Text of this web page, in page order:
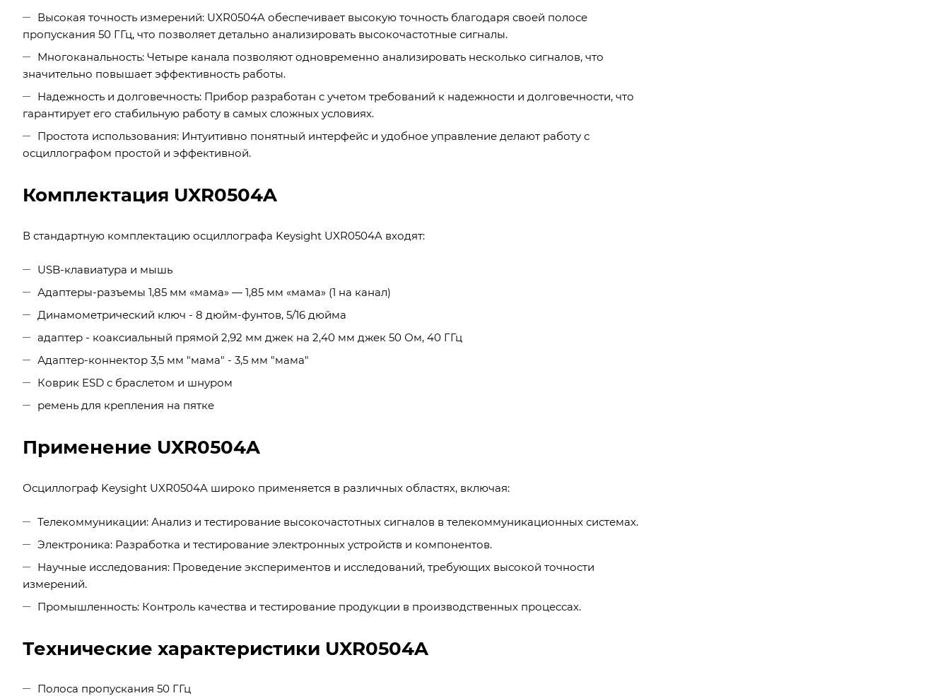
Высокая точность измерений: UXR0504A обеспечивает высокую точность благодаря своей полосе
пропускания 50 ГГц, что позволяет детально анализировать высокочастотные сигналы.
Многоканальность: Четыре канала позволяют одновременно анализировать несколько сигналов, что
значительно повышает эффективность работы.
Надежность и долговечность: Прибор разработан с учетом требований к надежности и долговечности, что
гарантирует его стабильную работу в самых сложных условиях.
Простота использования: Интуитивно понятный интерфейс и удобное управление делают работу с
осциллографом простой и эффективной.
Комплектация UXR0504A
В стандартную комплектацию осциллографа Keysight UXR0504A входят:
USB-клавиатура и мышь
Адаптеры-разъемы 1,85 мм «мама» — 1,85 мм «мама» (1 на канал)
Динамометрический ключ - 8 дюйм-фунтов, 5/16 дюйма
адаптер - коаксиальный прямой 2,92 мм джек на 2,40 мм джек 50 Ом, 40 ГГц
Адаптер-коннектор 3,5 мм "мама" - 3,5 мм "мама"
Коврик ESD с браслетом и шнуром
ремень для крепления на пятке
Применение UXR0504A
Осциллограф Keysight UXR0504A широко применяется в различных областях, включая:
Телекоммуникации: Анализ и тестирование высокочастотных сигналов в телекоммуникационных системах.
Электроника: Разработка и тестирование электронных устройств и компонентов.
Научные исследования: Проведение экспериментов и исследований, требующих высокой точности
измерений.
Промышленность: Контроль качества и тестирование продукции в производственных процессах.
Технические характеристики UXR0504A
Полоса пропускания 50 ГГц